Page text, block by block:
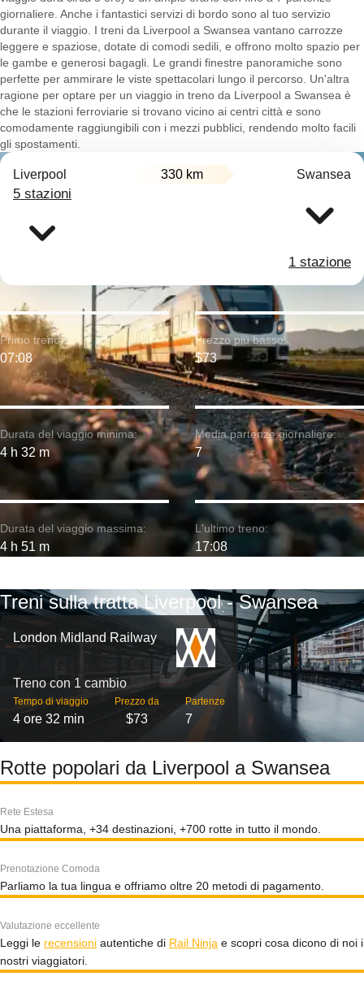
giornaliere. Anche i fantastici servizi di bordo sono al tuo servizio
durante il viaggio. I treni da Liverpool a Swansea vantano carrozze
leggere e spaziose, dotate di comodi sedili, e offrono molto spazio per
le gambe e generosi bagagli. Le grandi finestre panoramiche sono
perfette per ammirare le viste spettacolari lungo il percorso. Un'altra
ragione per optare per un viaggio in treno da Liverpool a Swansea è
che le stazioni ferroviarie si trovano vicino ai centri città e sono
comodamente raggiungibili con i mezzi pubblici, rendendo molto facili
gli spostamenti.
Liverpool 330 km Swansea
5 stazioni
1 stazione
Durata del viaggio minima:
4 h 32 m
Primo treno:
07:08
Durata del viaggio massima:
4 h 51 m
Prezzo più basso:
$73
Media partenze giornaliere:
7
L'ultimo treno:
17:08
Treni sulla tratta Liverpool - Swansea
London Midland Railway
Treno con 1 cambio
Tempo di viaggio
4 ore 32 min
Prezzo da
$73
Partenze
7
Rotte popolari da Liverpool a Swansea
Rete Estesa
Una piattaforma, +34 destinazioni, +700 rotte in tutto il mondo.
Prenotazione Comoda
Parliamo la tua lingua e offriamo oltre 20 metodi di pagamento.
Valutazione eccellente
Leggi le recensioni autentiche di Rail Ninja e scopri cosa dicono di noi i
nostri viaggiatori.